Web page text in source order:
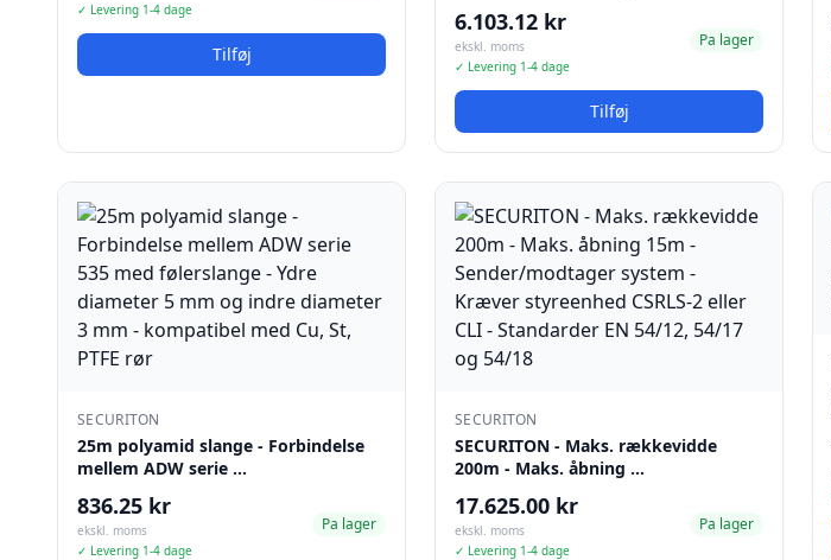
✓ Levering 1-4 dage
Tilføj
6.103.12 kr
ekskl. moms
✓ Levering 1-4 dage
Pa lager
Tilføj
SECURITON
25m polyamid slange - Forbindelse
mellem ADW serie …
836.25 kr
ekskl. moms
✓ Levering 1-4 dage
Pa lager
SECURITON
SECURITON - Maks. rækkevidde
200m - Maks. åbning …
17.625.00 kr
ekskl. moms
✓ Levering 1-4 dage
Pa lager